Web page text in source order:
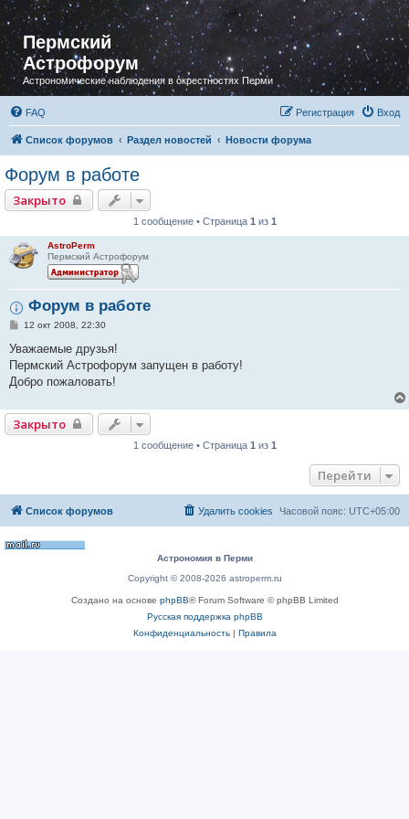
Пермский
Астрофорум
Астрономические наблюдения в окрестностях Перми
FAQ Вход
Регистрация
Список форумов Раздел новостей Новости форума
Форум в работе
Закрыто
1 сообщение • Страница 1 из 1
AstroPerm
Пермский Астрофорум
Форум в работе
С
о
щ
е
е
12 окт 2008, 22:30
Уважаемые друзья!
Пермский Астрофорум запущен в работу!
Добро пожаловать!
Закрыто
1 сообщение • Страница 1 из 1
Перейти
Список форумов Часовой пояс: UTC+05:00
Удалить cookies
Астрономия в Перми
Copyright © 2008-2026 astroperm.ru
Создано на основе phpBB® Forum Software © phpBB Limited
Русская поддержка phpBB
Конфиденциальность| Правила